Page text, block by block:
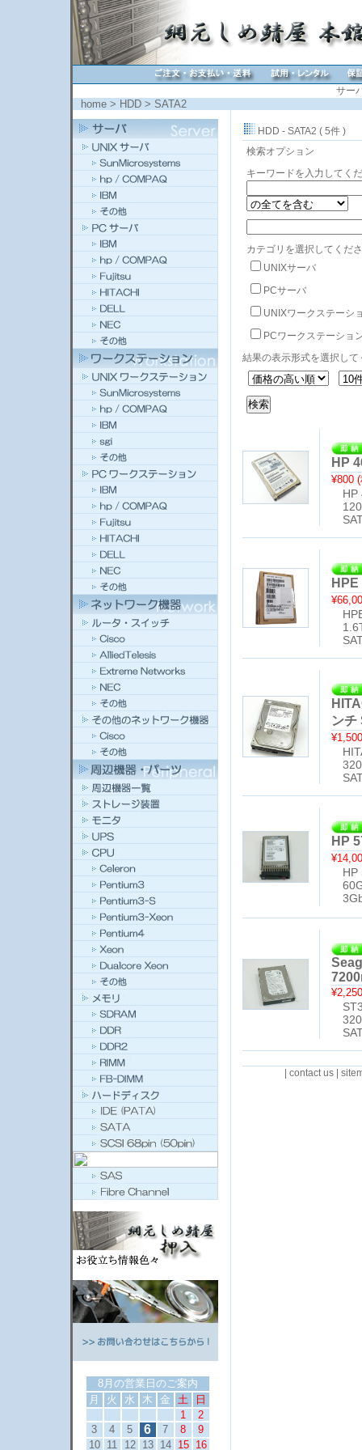
サー
home > HDD > SATA2
8月の営業日のご案内
月
火 水 木 金 土
日
1
2
3
4 5 6 7 8
9
10
11 12 13 14 15 16
HDD - SATA2 ( 5件 )
検索オプション
キーワードを入力してく
カテゴリを選択してくだ
UNIXサーバ
PCサーバ
UNIXワークステーシ
PCワークステーショ
結果の表示形式を選択して
HP
¥800
HP
ンチ
HP
HP
|contact us |